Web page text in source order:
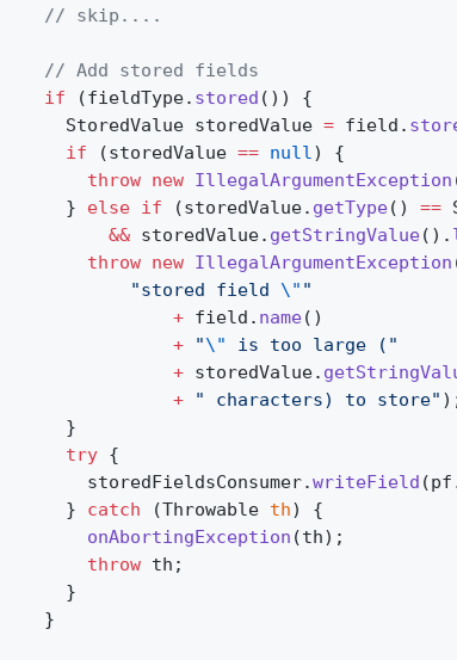
    // skip....
    // Add stored fields
    if
(fieldType. stored ()) {
      StoredValue storedValue
= field.
      if
(storedValue == null ) {
        throw
new IllegalArgumentException
      }
else if (storedValue. getType() ==
          &&
storedValue. getStringValue().
        throw
new IllegalArgumentException
            "stored field
\" "
                +
field. name()
                +
"\"
is too large ("
                +
storedValue.
                +
" characters) to store"
      }
      try
{
        storedFieldsConsumer.
writeField
      }
catch (Throwable th) {
        onAbortingException
(th);
        throw
th;
      }
    }